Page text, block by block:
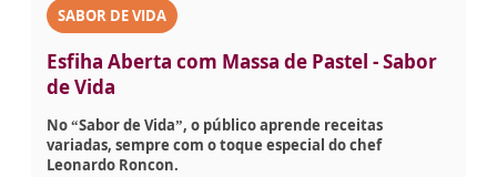
SABOR DE VIDA
Esfiha Aberta com Massa de Pastel - Sabor
de Vida
No “Sabor de Vida”, o público aprende receitas
variadas, sempre com o toque especial do chef
Leonardo Roncon.